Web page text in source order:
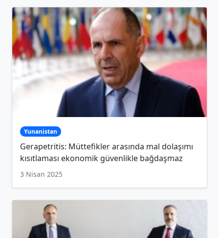
Yunanistan
Gerapetritis: Müttefikler arasında mal dolaşımı
kısıtlaması ekonomik güvenlikle bağdaşmaz
3 Nisan 2025